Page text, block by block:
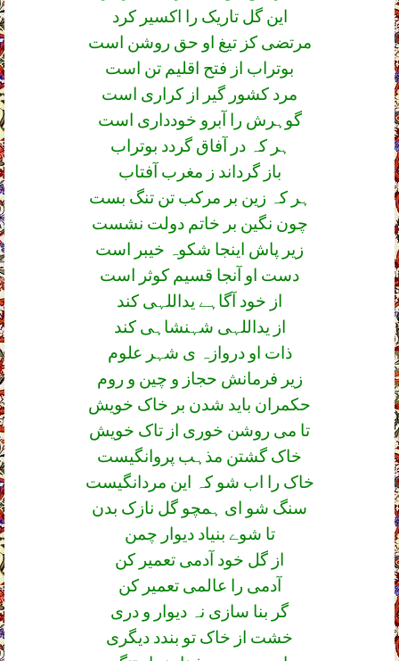
این گل تاریک را اکسیر کرد
مرتضی کز تیغ او حق روشن است
بوتراب از فتح اقلیم تن است
مرد کشور گیر از کراری است
گوہرش را آبرو خودداری است
ہر کہ در آفاق گردد بوتراب
باز گرداند ز مغرب آفتاب
ہر کہ زین بر مرکب تن تنگ بست
چون نگین بر خاتم دولت نشست
زیر پاش اینجا شکوہ خیبر است
دست او آنجا قسیم کوثر است
از خود آگاہے یداللہی کند
از یداللہی شہنشاہی کند
ذات او دروازہ ی شہر علوم
زیر فرمانش حجاز و چین و روم
حکمران باید شدن بر خاک خویش
تا می روشن خوری از تاک خویش
خاک گشتن مذہب پروانگیست
خاک را اب شو کہ این مردانگیست
سنگ شو ای ہمچو گل نازک بدن
تا شوے بنیاد دیوار چمن
از گل خود آدمی تعمیر کن
آدمی را عالمی تعمیر کن
گر بنا سازی نہ دیوار و دری
خشت از خاک تو بندد دیگری